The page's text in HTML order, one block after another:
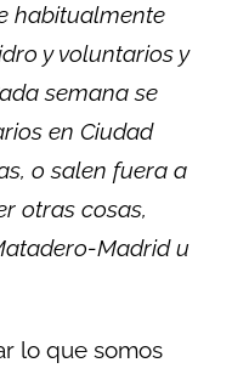
habitualmente
y voluntarios y
semana se
en Ciudad
o salen fuera a
otras cosas,
Madrid u
lo que somos